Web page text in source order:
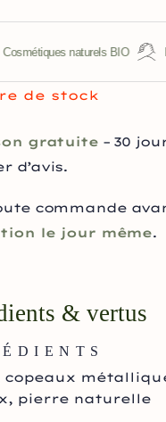
naturels BIO
plus
de stock
gratuite– 30
d’avis.
commande
le jour même.
& vertus
copeaux
pierre naturelle